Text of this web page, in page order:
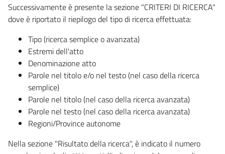
Successivamente è presente la sezione "CRITERI DI RICERCA"
dove è riportato il riepilogo del tipo di ricerca effettuata:
Tipo (ricerca semplice o avanzata)
Estremi dell'atto
Denominazione atto
Parole nel titolo e/o nel testo (nel caso della ricerca
semplice)
Parole nel titolo (nel caso della ricerca avanzata)
Parole nel testo (nel caso della ricerca avanzata)
Regioni/Province autonome
Nella sezione "Risultato della ricerca", è indicato il numero